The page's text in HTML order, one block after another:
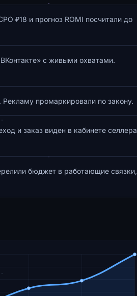
₽18 и прогноз ROMI посчитали до
с живыми охватами.
промаркировали по закону.
и заказ виден в кабинете
бюджет в работающие связки,